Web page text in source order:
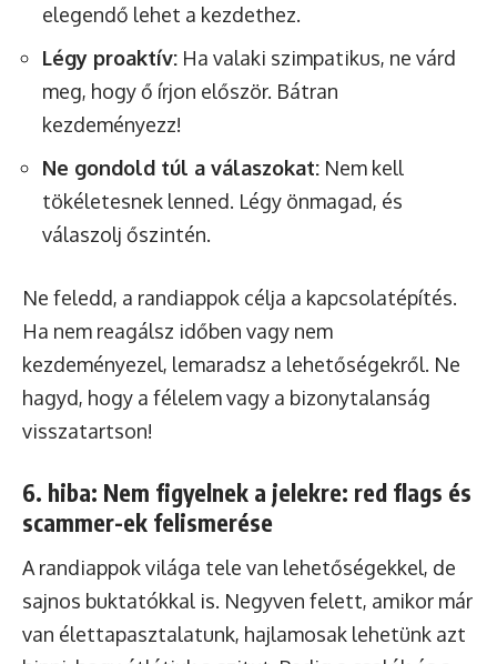
elegendő lehet a kezdethez.
Légy proaktív: Ha valaki szimpatikus, ne várd
meg, hogy ő írjon először. Bátran
kezdeményezz!
Ne gondold túl a válaszokat: Nem kell
tökéletesnek lenned. Légy önmagad, és
válaszolj őszintén.
Ne feledd, a randiappok célja a kapcsolatépítés.
Ha nem reagálsz időben vagy nem
kezdeményezel, lemaradsz a lehetőségekről. Ne
hagyd, hogy a félelem vagy a bizonytalanság
visszatartson!
6. hiba: Nem figyelnek a jelekre: red flags és
scammer-ek felismerése
A randiappok világa tele van lehetőségekkel, de
sajnos buktatókkal is. Negyven felett, amikor már
van élettapasztalatunk, hajlamosak lehetünk azt